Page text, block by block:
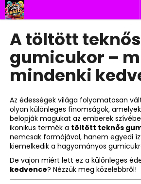
Ugrás
fő
tartalomhoz
A töltött teknős
gumicukor –
mindenki
Az édességek világa folyamatosan
olyan különleges finomságok,
belopják magukat az emberek
ikonikus termék a töltött teknős
nemcsak formájával, hanem egyedi
kiemelkedik a hagyományos
De vajon miért lett ez a különleges
kedvence? Nézzük meg közelebbről!
K
o
M
i
t
e
r
e
s
?